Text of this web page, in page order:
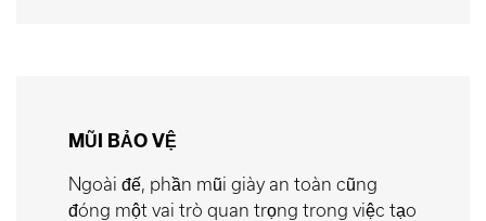
MŨI BẢO VỆ
Ngoài đế, phần mũi giày an toàn cũng
đóng một vai trò quan trọng trong việc tạo